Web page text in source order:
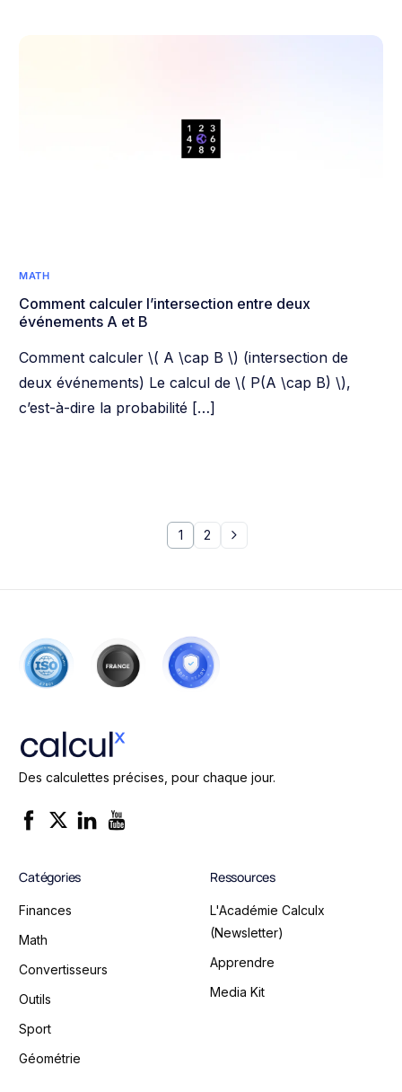
MATH
Comment calculer l’intersection entre deux
événements A et B
Comment calculer \( A \cap B \) (intersection de
deux événements) Le calcul de \( P(A \cap B) \),
c’est-à-dire la probabilité […]
1 2
Des calculettes précises, pour chaque jour.
Catégories
Finances
Math
Convertisseurs
Outils
Sport
Géométrie
Ressources
L'Académie Calculx
(Newsletter)
Apprendre
Media Kit